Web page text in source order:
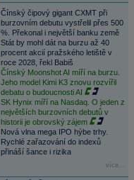
Čínský čipový gigant CXMT při
burzovním debutu vystřelil přes 500
%. Překonal i největší banku země
Stát by mohl dát na burzu až 40
procent akcií pražského letiště v
roce 2028, řekl Babiš
Čínský Moonshot AI míří na burzu.
Jeho model Kimi K3 znovu rozvířil
debatu o budoucnosti AI
SK Hynix míří na Nasdaq. O jeden z
největších burzovních debutů v
historii je obrovský zájem
Nová vlna mega IPO hýbe trhy.
Rychlé zařazování do indexů
přináší šance i rizika
více...